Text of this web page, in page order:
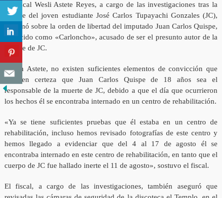
El Fiscal Wesli Astete Reyes, a cargo de las investigaciones tras la
muerte del joven estudiante José Carlos Tupayachi Gonzales (JC),
informó sobre la orden de libertad del imputado Juan Carlos Quispe,
conocido como «Carloncho», acusado de ser el presunto autor de la
muerte de JC.
Según Astete, no existen suficientes elementos de convicción que
generen certeza que Juan Carlos Quispe de 18 años sea el
responsable de la muerte de JC, debido a que el día que ocurrieron
los hechos él se encontraba internado en un centro de rehabilitación.
«Ya se tiene suficientes pruebas que él estaba en un centro de
rehabilitación, incluso hemos revisado fotografías de este centro y
hemos llegado a evidenciar que del 4 al 17 de agosto él se
encontraba internado en este centro de rehabilitación, en tanto que el
cuerpo de JC fue hallado inerte el 11 de agosto», sostuvo el fiscal.
El fiscal, a cargo de las investigaciones, también aseguró que